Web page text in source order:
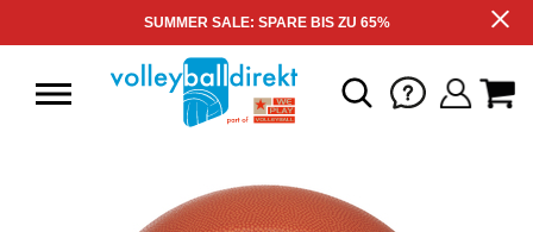
SUMMER SALE: SPARE BIS ZU 65%